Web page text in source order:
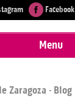
Facebook
Menu
Zaragoza · Blog